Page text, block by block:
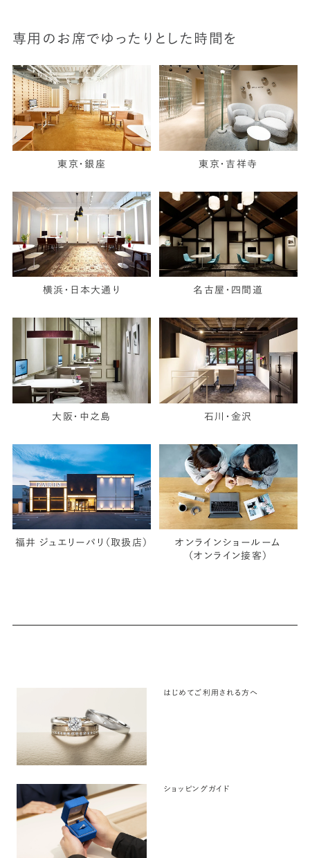
専用のお席でゆったりとした時間を
東京・銀座 東京・吉祥寺
横浜・日本大通り 名古屋・四間道
大阪・中之島 石川・金沢
福井 ジュエリーパリ（取扱店）
オンラインショールーム
（オンライン接客）
はじめてご利用される方へ
ショッピングガイド